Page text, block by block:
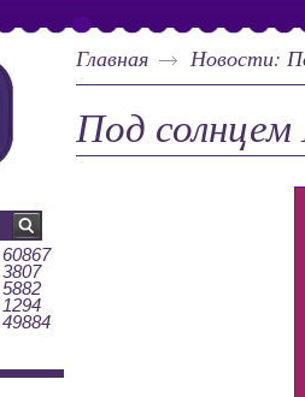
Главная Новости:
Под
60867
3807
5882
1294
49884